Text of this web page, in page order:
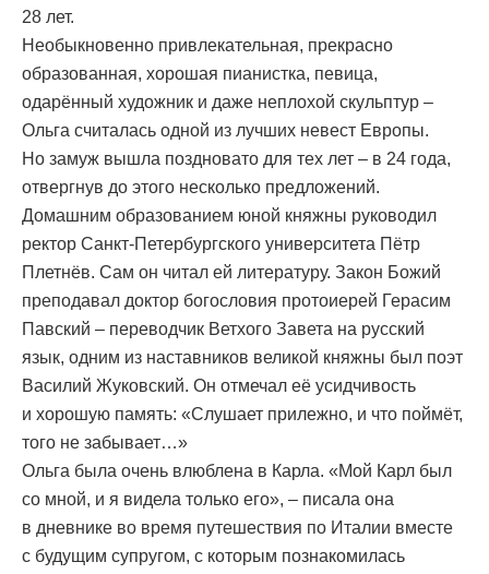
28 лет.
Необыкновенно привлекательная, прекрасно
образованная, хорошая пианистка, певица,
одарённый художник и даже неплохой скульптур –
Ольга считалась одной из лучших невест Европы.
Но замуж вышла поздновато для тех лет – в 24 года,
отвергнув до этого несколько предложений.
Домашним образованием юной княжны руководил
ректор Санкт-Петербургского университета Пётр
Плетнёв. Сам он читал ей литературу. Закон Божий
преподавал доктор богословия протоиерей Герасим
Павский – переводчик Ветхого Завета на русский
язык, одним из наставников великой княжны был поэт
Василий Жуковский. Он отмечал её усидчивость
и хорошую память: «Слушает прилежно, и что поймёт,
того не забывает…»
Ольга была очень влюблена в Карла. «Мой Карл был
со мной, и я видела только его», – писала она
в дневнике во время путешествия по Италии вместе
с будущим супругом, с которым познакомилась